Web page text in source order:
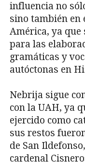
influencia no
sino también en
América, ya
para las
gramáticas y
autóctonas en
Nebrija sigue
con la UAH, ya
ejercido como
sus restos
de San
cardenal